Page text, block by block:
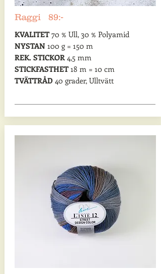
Raggi 89:-
KVALITET70 % Ull, 30 % Polyamid
NYSTAN 100 g = 150 m
REK. STICKOR4,5 mm
STICKFASTHET18 m = 10 cm
TVÄTTRÅD 40 grader, Ulltvätt